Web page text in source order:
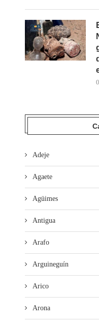
40 GRADOS, SEQUEDAD
DE FUEGO:
Adeje
Agaete
Agüimes
Antigua
Arafo
Arguineguín
Arico
Arona